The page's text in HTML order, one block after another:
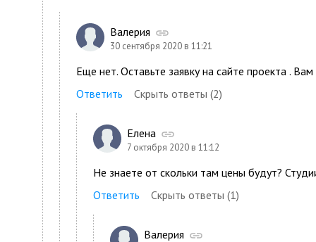
Валерия
30 сентября 2020 в 11:21
Еще нет. Оставьте заявку на сайте проекта .
Ответить
Скрыть ответы (2)
Елена
7 октября 2020 в 11:12
Не знаете от скольки там цены будут?
Ответить
Скрыть ответы (1)
Валерия